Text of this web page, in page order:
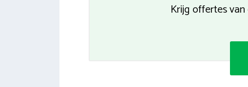
Krijg offertes